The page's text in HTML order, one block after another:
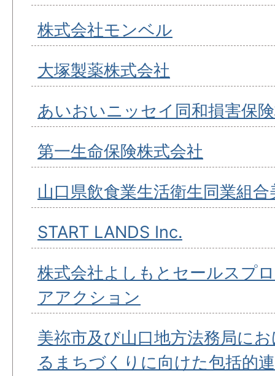
株式会社モンベル
大塚製薬株式会社
あいおいニッセイ同和損害保
第一生命保険株式会社
山口県飲食業生活衛生同業組合
START LANDS Inc.
株式会社よしもとセールスプ
アアクション
美祢市及び山口地方法務局に
るまちづくりに向けた包括的